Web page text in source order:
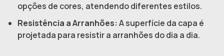
opções de cores, atendendo diferentes estilos.
Resistência a Arranhões: A superfície da capa é
projetada para resistir a arranhões do dia a dia.